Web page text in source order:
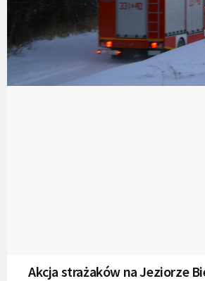
Akcja strażaków na Jeziorze